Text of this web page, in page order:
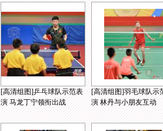
[高清组图]乒乓球队示范表
演 马龙丁宁领衔出战
[高清组图]羽毛球队示
演 林丹与小朋友互动